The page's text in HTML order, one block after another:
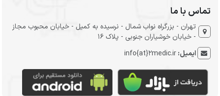
با ما
تهران - بزرگراه نواب شمال - نرسیده به کمیل - خیابان محبوب مجاز
- خیابان خوشیاران جنوبی - پلاک 16
ایمیل:info{at}2medic.ir